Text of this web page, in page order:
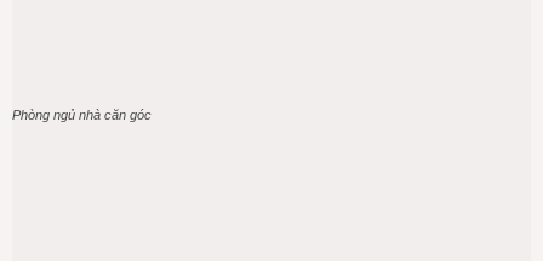
Phòng ngủ nhà căn góc